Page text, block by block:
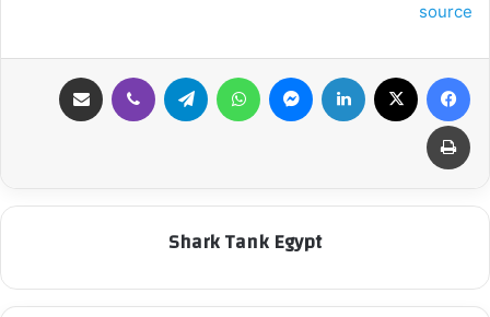
source
فيسبوك لينكدإن ماسنجر واتساب تيلقرام ڤايبر
طباعة
Shark Tank Egypt